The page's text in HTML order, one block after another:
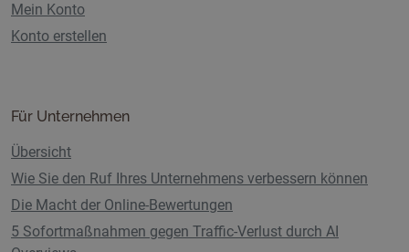
Mein Konto
Konto erstellen
Für Unternehmen
Übersicht
Wie Sie den Ruf Ihres Unternehmens verbessern können
Die Macht der Online-Bewertungen
5 Sofortmaßnahmen gegen Traffic-Verlust durch AI